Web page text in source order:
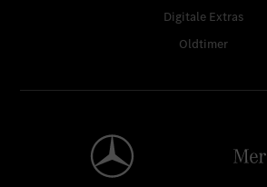
Digitale Extras
Oldtimer